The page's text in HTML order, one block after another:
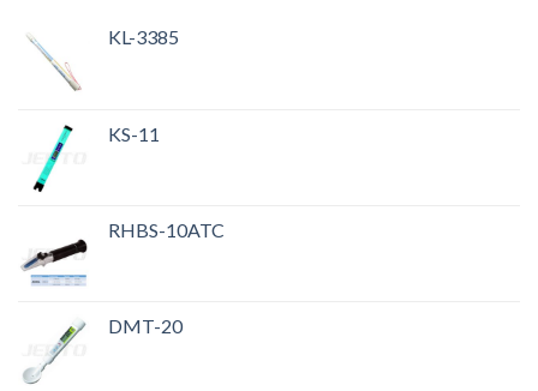
KL-3385
KS-11
RHBS-10ATC
DMT-20